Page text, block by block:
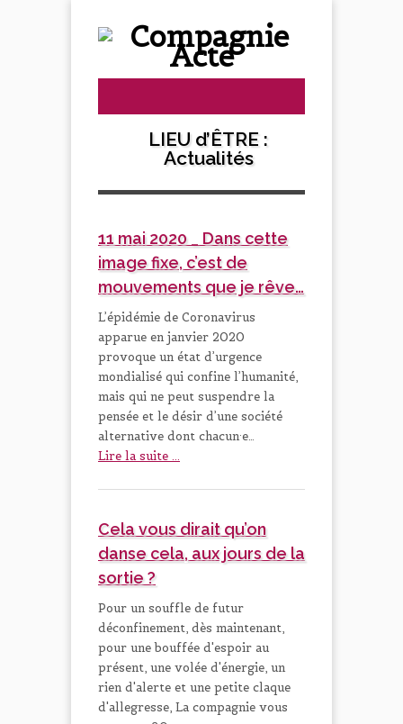
LIEU d’ÊTRE :
Actualités
11 mai 2020 _ Dans cette
image fixe, c’est de
mouvements que je rêve…
L’épidémie de Coronavirus
apparue en janvier 2020
provoque un état d’urgence
mondialisé qui confine l’humanité,
mais qui ne peut suspendre la
pensée et le désir d’une société
alternative dont chacun·e…
Lire la suite ...
Cela vous dirait qu’on
danse cela, aux jours de la
sortie ?
Pour un souffle de futur
déconfinement, dès maintenant,
pour une bouffée d'espoir au
présent, une volée d'énergie, un
rien d'alerte et une petite claque
d'allegresse, La compagnie vous